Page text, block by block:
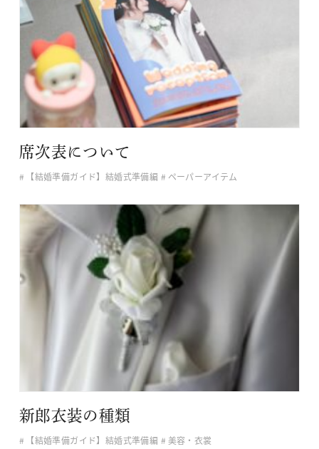
席次表について
【結婚準備ガイド】結婚式準備編 ペーパーアイテム
新郎衣装の種類
【結婚準備ガイド】結婚式準備編 美容・衣裳